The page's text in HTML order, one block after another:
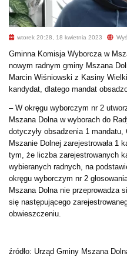
wtorek 20:28, 18 kwietnia 2023
Gminna Komisja Wyborcza w
nowym radnym gminy Mszana
Marcin Wiśniowski z Kasiny
kandydat, dlatego mandat
– W okręgu wyborczym nr 2
Mszana Dolna w wyborach do
dotyczyły obsadzenia 1
Mszanie Dolnej zarejestrowała 1
tym, że liczba zarejestrowanych
wybieranych radnych, na
okręgu wyborczym nr 2
Mszana Dolna nie przeprowadza
się następującego
obwieszczeniu.
źródło: Urząd Gminy Mszana